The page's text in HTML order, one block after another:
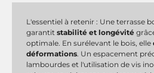
L'essentiel à retenir : Une terrasse
garantit stabilité et longévité
optimale. En surélevant le bois, elle
déformations . Un espacement
lambourdes et l'utilisation de vis